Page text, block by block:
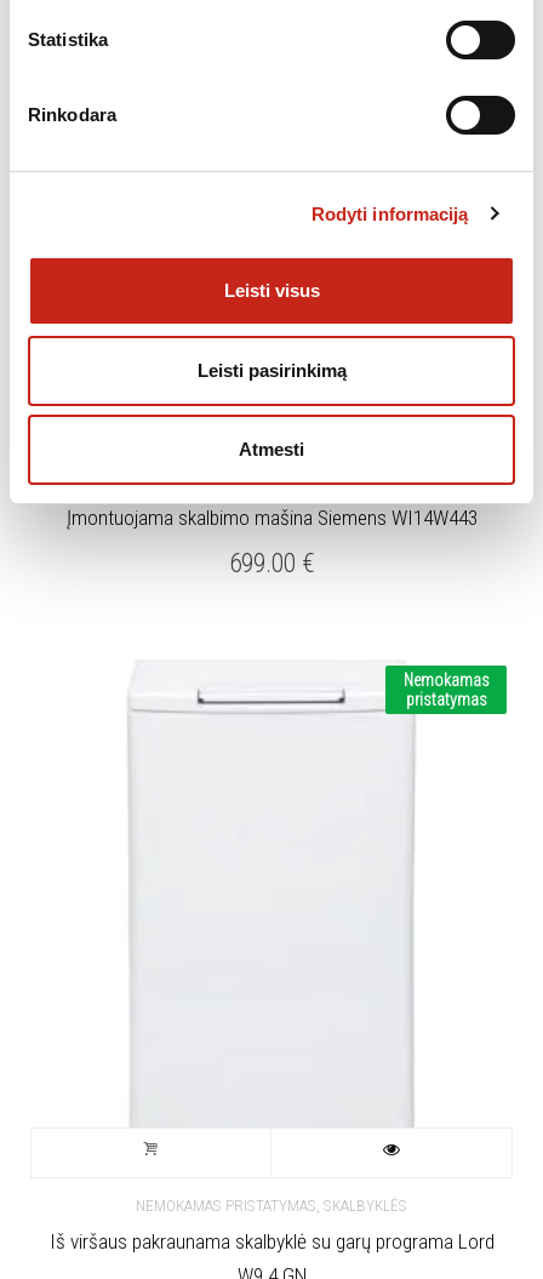
Statistika
Rinkodara
Rodyti informaciją
Leisti visus
Leisti pasirinkimą
Atmesti
NEMOKAMAS PRISTATYMAS,NUKAINOTA ĮRANGA,SKALBYKLĖS
Įmontuojama skalbimo mašina Siemens WI14W443
699.00 €
Nemokamas
pristatymas
NEMOKAMAS PRISTATYMAS, SKALBYKLĖS
Iš viršaus pakraunama skalbyklė su garų programa Lord